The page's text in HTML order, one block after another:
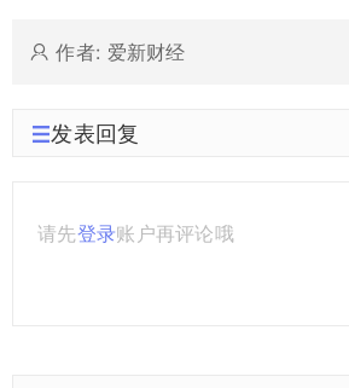
作者: 爱新财经
发表回复
请先登录账户再评论哦